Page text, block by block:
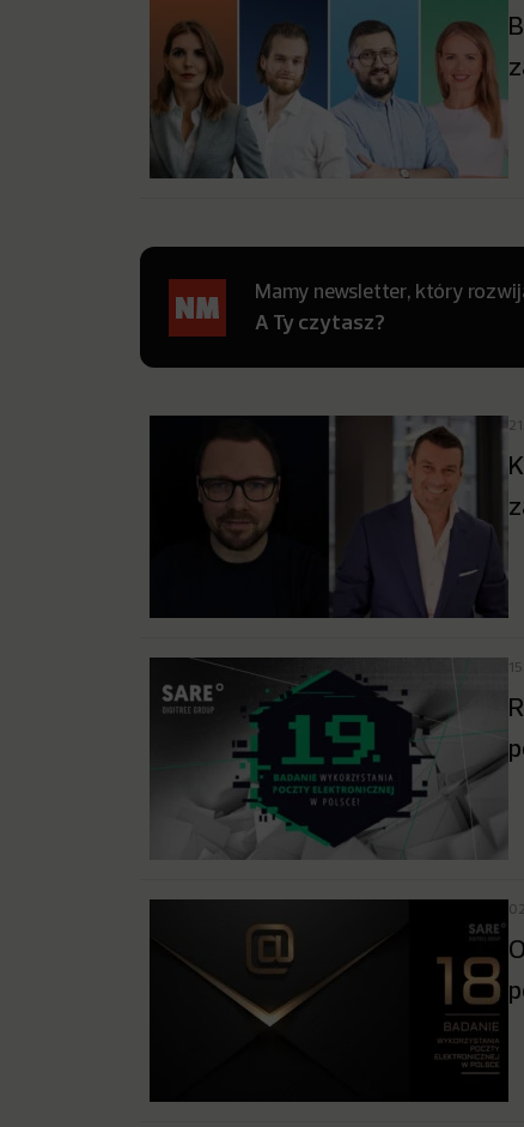
Mamy newsletter, który
A Ty czytasz?